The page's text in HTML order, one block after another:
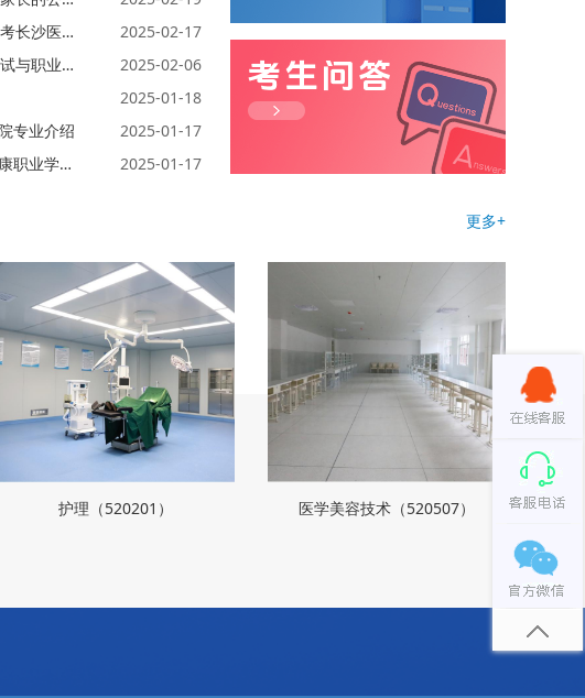
2025年湖南省高职单招报考系统操作指南丨欢迎报考长沙医药健康职业学院！
2025-02-17
长沙医药健康职业学院2025年单独招生文化知识考试与职业技能测试大纲及相关要求
2025-02-06
2025-01-18
专业介绍
2025-01-17
2025单招专业推荐 |【医学影像技术】长沙医药健康职业学院专业介绍
2025-01-17
更多+
护理（520201） 医学美容技术（520507）